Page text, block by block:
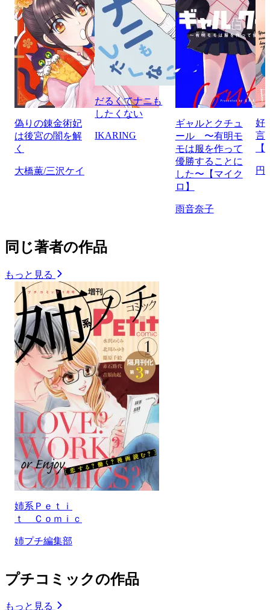
偽りの錬金術妃
は後宮の闇を解
く
大橋薫/三沢ケイ
だるくてナニも
したくない
IKARING
ギャルとクチュ
ール 〜有明モ
モは服を作って
優勝することに
した〜【マイク
ロ】
雨音奈子
好
言
円
同じ著者の作品
もっと見る
姉系Ｐｅｔｉ
ｔ Ｃｏｍｉｃ
姉プチ編集部
プチコミックの作品
もっと見る